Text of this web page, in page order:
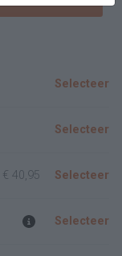
Selecteer
Selecteer
€ 40,95 Selecteer
Selecteer